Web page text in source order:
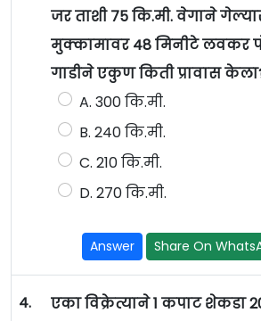
जर ताशी 75 कि.मी. वेगाने
मुक्कामावर 48 मिनीटे लवकर
गाडीने एकुण किती प्रावास
A. 300 कि.मी.
B. 240 कि.मी.
C. 210 कि.मी.
D. 270 कि.मी.
Answer Share On
4.
एका विक्रेत्याने 1 कपाट शेकडा